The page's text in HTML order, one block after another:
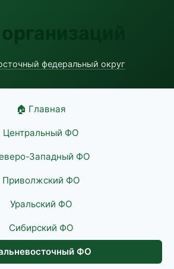
федеральный округ
🏠 Главная
Центральный ФО
Западный ФО
Приволжский ФО
Уральский ФО
Сибирский ФО
ФО